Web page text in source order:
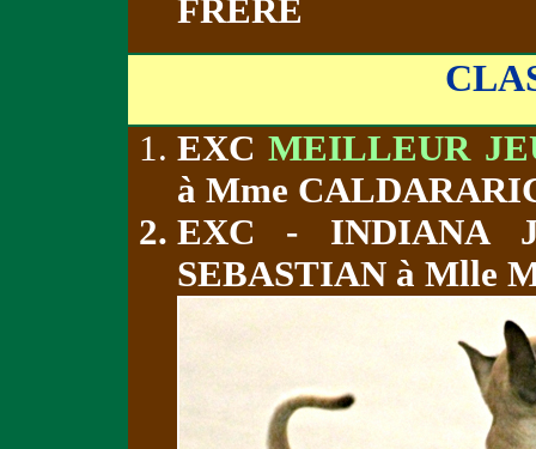
FRERE
EXCMEILLEUR
à Mme
EXC - INDIANA
SEBASTIAN à Mlle